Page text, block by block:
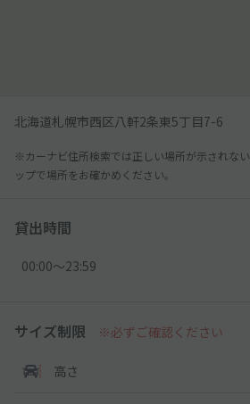
北海道札幌市西区八軒2条東5丁目7-6
※カーナビ住所検索では正しい場所が示されな
ップで場所をお確かめください。
貸出時間
00:00〜23:59
サイズ制限 ※必ずご確認ください
高さ